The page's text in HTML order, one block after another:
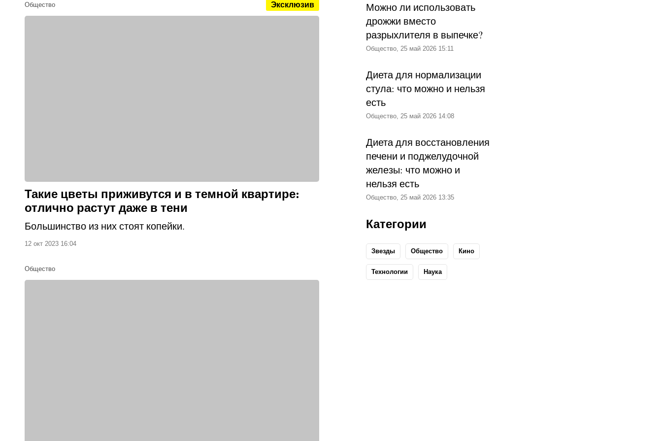
Общество Эксклюзив
Такие цветы приживутся и в темной квартире:
отлично растут даже в тени
Большинство из них стоят копейки.
12 окт 2023 16:04
Общество
Можно ли использовать
дрожжи вместо
разрыхлителя в выпечке?
Общество, 25 май 2026 15:11
Диета для нормализации
стула: что можно и нельзя
есть
Общество, 25 май 2026 14:08
Диета для восстановления
печени и поджелудочной
железы: что можно и
нельзя есть
Общество, 25 май 2026 13:35
Категории
Звезды Общество Кино
Технологии Наука